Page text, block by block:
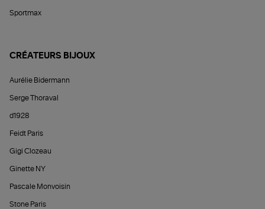
Sportmax
CRÉATEURS BIJOUX
Aurélie Bidermann
Serge Thoraval
d1928
Feidt Paris
Gigi Clozeau
Ginette NY
Pascale Monvoisin
Stone Paris